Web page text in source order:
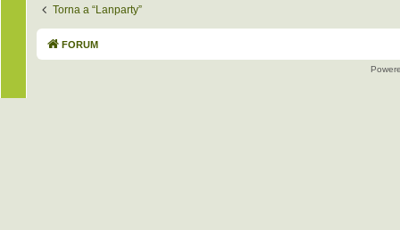
Torna a “Lanparty”
FORUM